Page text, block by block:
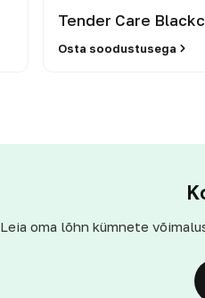
Tender Care
Osta soodustusega
Leia oma lõhn kümnete